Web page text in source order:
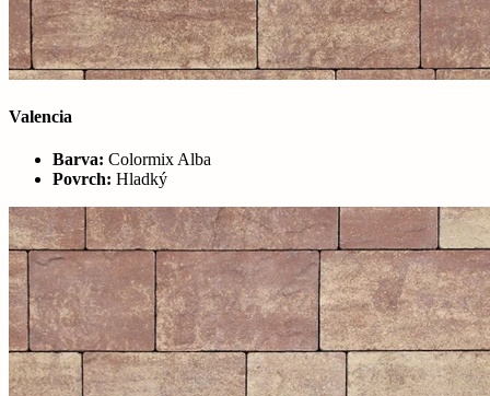
Valencia
Barva: Colormix Alba
Povrch: Hladký